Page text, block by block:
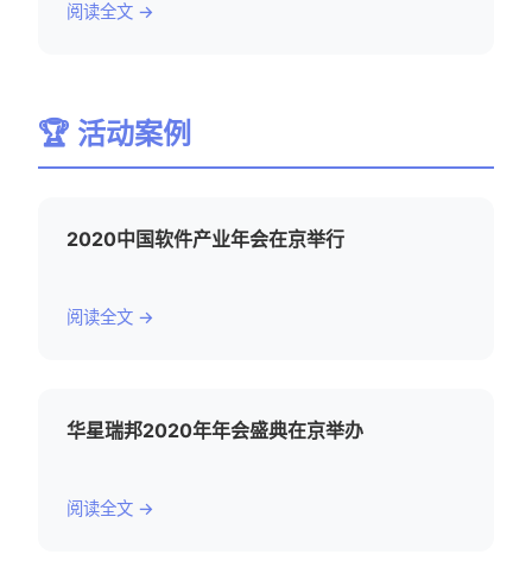
阅读全文 →
🏆 活动案例
2020中国软件产业年会在京举行
阅读全文 →
华星瑞邦2020年年会盛典在京举办
阅读全文 →